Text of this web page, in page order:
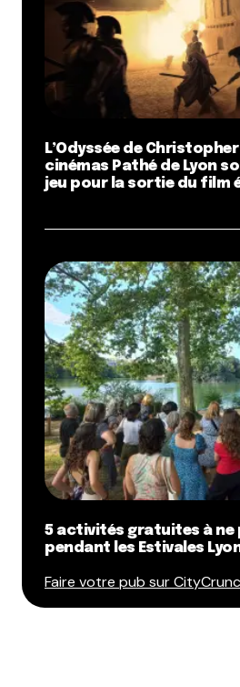
L’Odyssée de
cinémas Pathé de Lyon
jeu pour la sortie du film
5 activités gratuites à ne
pendant les Estivales
Faire votre pub sur